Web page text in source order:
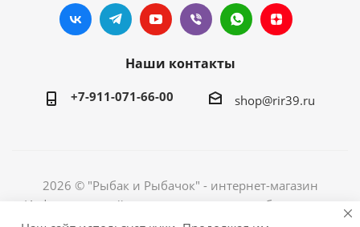
Наши контакты
+7-911-071-66-00 shop@rir39.ru
2026 © "Рыбак и Рыбачок" - интернет-магазин
Информация сайта защищена законом об авторских
правах. Индивидуальный предприниматель Рогов